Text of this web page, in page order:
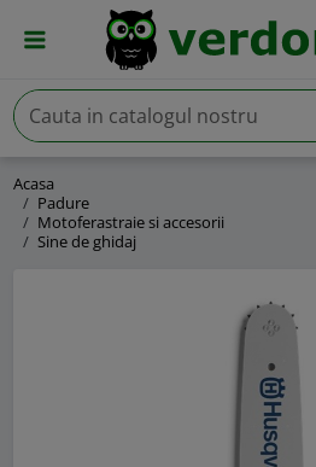
Acasa
Padure
Motoferastraie si accesorii
Sine de ghidaj